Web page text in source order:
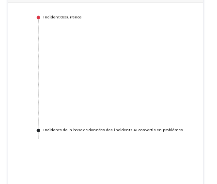
Incident Occurrence
Incidents de la base de données des incidents AI convertis en problèmes